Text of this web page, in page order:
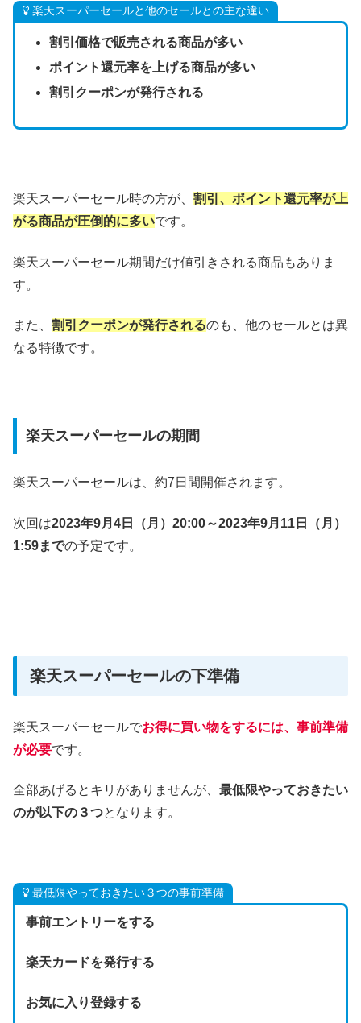
楽天スーパーセールと他のセールとの主な違い
割引価格で販売される商品が多い
ポイント還元率を上げる商品が多い
割引クーポンが発行される
楽天スーパーセール時の方が、 割引、ポイント還元率が上
がる商品が圧倒的に多いです。
楽天スーパーセール期間だけ値引きされる商品もありま
す。
また、 割引クーポンが発行されるのも、他のセールとは異
なる特徴です。
楽天スーパーセールの期間
楽天スーパーセールは、約7日間開催されます。
次回は2023年9月4日（月）20:00～2023年9月11日（月）
1:59までの予定です。
楽天スーパーセールの下準備
楽天スーパーセールでお得に買い物をするには、事前準備
が必要です。
全部あげるとキリがありませんが、 最低限やっておきたい
のが以下の３つとなります。
最低限やっておきたい３つの事前準備
事前エントリーをする
楽天カードを発行する
お気に入り登録する